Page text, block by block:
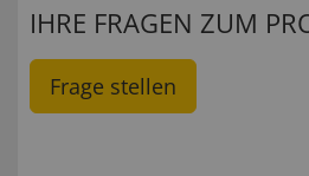
IHRE FRAGEN ZUM
Frage stellen